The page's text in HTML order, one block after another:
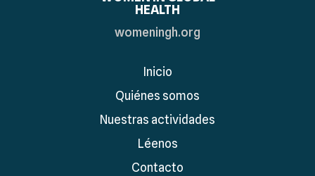
HEALTH
womeningh.org
Inicio
Quiénes somos
Nuestras actividades
Léenos
Contacto